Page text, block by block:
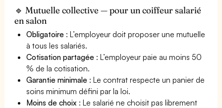
🔹 Mutuelle collective — pour un coiffeur salarié
en salon
Obligatoire : L’employeur doit proposer une mutuelle
à tous les salariés.
Cotisation partagée : L’employeur paie au moins 50
% de la cotisation.
Garantie minimale : Le contrat respecte un panier de
soins minimum défini par la loi.
Moins de choix : Le salarié ne choisit pas librement